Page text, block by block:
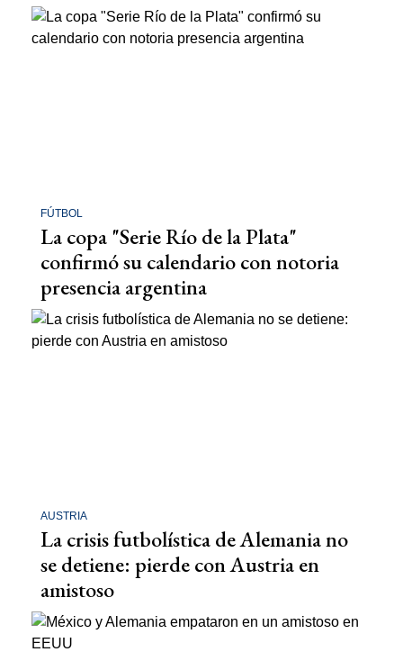
FÚTBOL
La copa "Serie Río de la Plata"
confirmó su calendario con notoria
presencia argentina
AUSTRIA
La crisis futbolística de Alemania no
se detiene: pierde con Austria en
amistoso